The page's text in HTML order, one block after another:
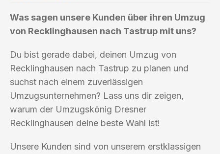
Was sagen unsere Kunden über ihren Umzug
von Recklinghausen nach Tastrup mit uns?
Du bist gerade dabei, deinen Umzug von
Recklinghausen nach Tastrup zu planen und
suchst nach einem zuverlässigen
Umzugsunternehmen? Lass uns dir zeigen,
warum der Umzugskönig Dresner
Recklinghausen deine beste Wahl ist!
Unsere Kunden sind von unserem erstklassigen